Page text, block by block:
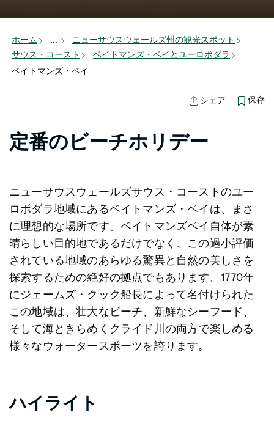
ホーム ...
ニューサウスウェールズ州の観光スポット
サウス・コースト
ベイトマンズ・ベイとユーロボダラ
ベイトマンズ・ベイ
シェア 保存
定番のビーチホリデー
ニューサウスウェールズサウス・コーストのユー
ロボダラ地域にあるベイトマンズ・ベイは、まさ
に理想的な場所です。ベイトマンズベイ自体が素
晴らしい目的地であるだけでなく、この過小評価
されている地域のあらゆる驚異と自然の美しさを
探索するための絶好の拠点でもあります。1770年
にジェームズ・クック船長によって名付けられた
この地域は、壮大なビーチ、新鮮なシーフード、
そして海ときらめくクライド川の両方で楽しめる
様々なウォータースポーツを誇ります。
ハイライト